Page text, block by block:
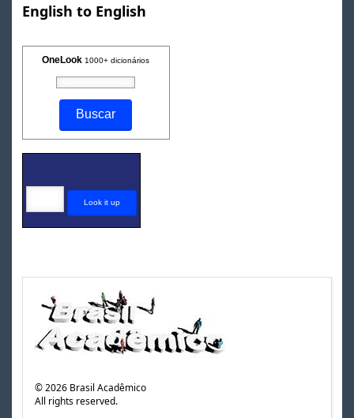
English to English
OneLook 1000+ dicionários
©2026 Brasil Acadêmico
All rights reserved.